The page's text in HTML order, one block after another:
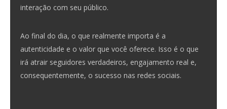
interação com seu público.
Ao final do dia, o que realmente importa é a
autenticidade e o valor que você oferece. Isso é o que
irá atrair seguidores verdadeiros, engajamento real e,
consequentemente, o sucesso nas redes sociais.